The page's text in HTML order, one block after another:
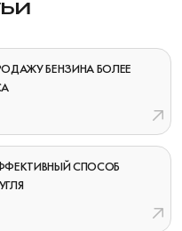
БЕНЗИНА БОЛЕЕ
СПОСОБ